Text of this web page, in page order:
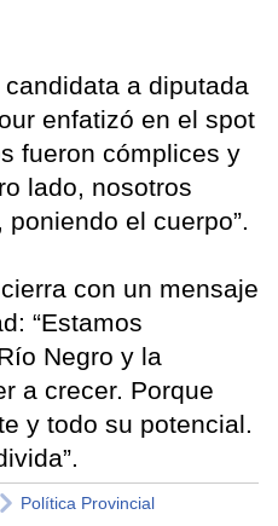
a diputada
enfatizó en el spot
fueron cómplices y
lado, nosotros
el cuerpo”.
con un mensaje
“Estamos
Negro y la
a crecer. Porque
y todo su potencial.
Política Provincial